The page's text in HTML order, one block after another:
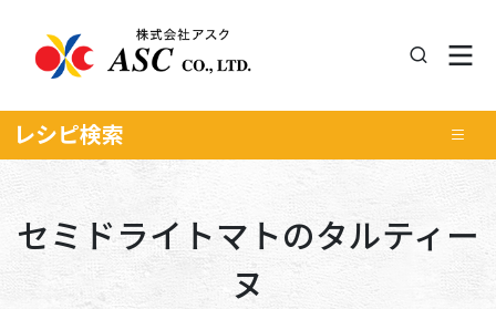
レシピ検索
セミドライトマトのタルティー
ヌ